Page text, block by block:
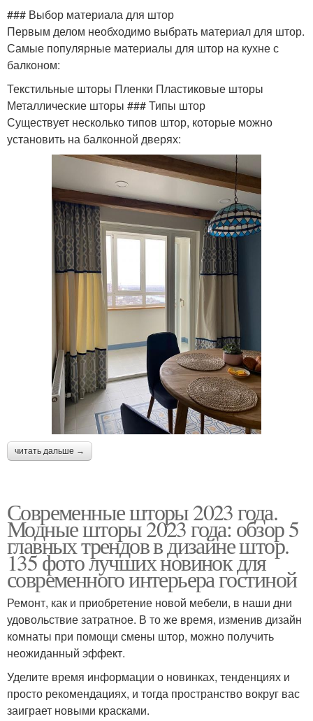
### Выбор материала для штор
Первым делом необходимо выбрать материал для штор.
Самые популярные материалы для штор на кухне с
балконом:
Текстильные шторы Пленки Пластиковые шторы
Металлические шторы ### Типы штор
Существует несколько типов штор, которые можно
установить на балконной дверях:
читать дальше →
Современные шторы 2023 года.
Модные шторы 2023 года: обзор 5
главных трендов в дизайне штор.
135 фото лучших новинок для
современного интерьера гостиной
Ремонт, как и приобретение новой мебели, в наши дни
удовольствие затратное. В то же время, изменив дизайн
комнаты при помощи смены штор, можно получить
неожиданный эффект.
Уделите время информации о новинках, тенденциях и
просто рекомендациях, и тогда пространство вокруг вас
заиграет новыми красками.